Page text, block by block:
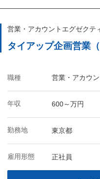
営業・アカウントエグゼクテ
タイアップ企画営業
職種 営業・アカウ
年収 600～万円
勤務地 東京都
雇用形態 正社員